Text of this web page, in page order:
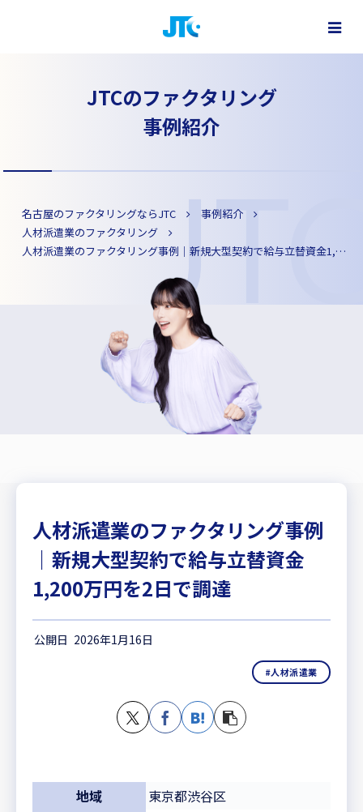
株式会社 JTC - 名古屋・大阪・東京をはじめ全国対応
JTCのファクタリング
事例紹介
名古屋のファクタリングならJTC
事例紹介
人材派遣業のファクタリング
人材派遣業のファクタリング事例｜新規大型契約で給与立替資金1,200万円を2日で調達
人材派遣業のファクタリング事例
｜新規大型契約で給与立替資金
1,200万円を2日で調達
2026年1月16日
#人材派遣業
地域
東京都渋谷区